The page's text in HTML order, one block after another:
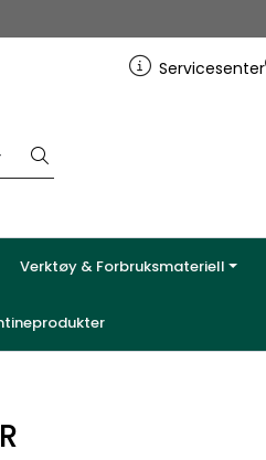
Servicesenter
Verktøy & Forbruksmateriell